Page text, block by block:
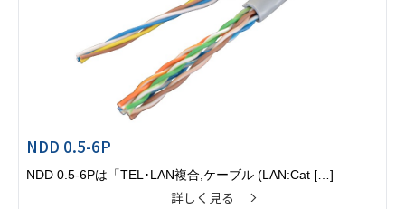
NDD 0.5-6P
NDD 0.5-6Pは「TEL･LAN複合,ケーブル (LAN:Cat […]
詳しく見る